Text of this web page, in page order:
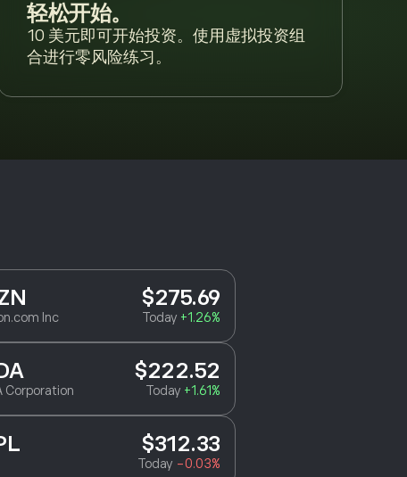
轻松开始。
10 美元即可开始投资。使用虚拟投资组
合进行零风险练习。
Inc
$275.69
Today +1.26%
Corporation
$222.52
Today +1.61%
$312.33
Today -0.03%